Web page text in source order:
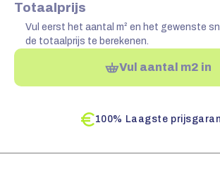
Totaalprijs
Vul eerst het aantal m² en het gewenste
de totaalprijs te berekenen.
Vul aantal m2 in
100% Laagste